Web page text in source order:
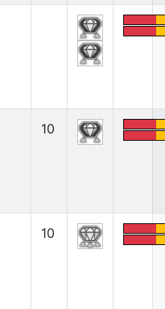
10
10